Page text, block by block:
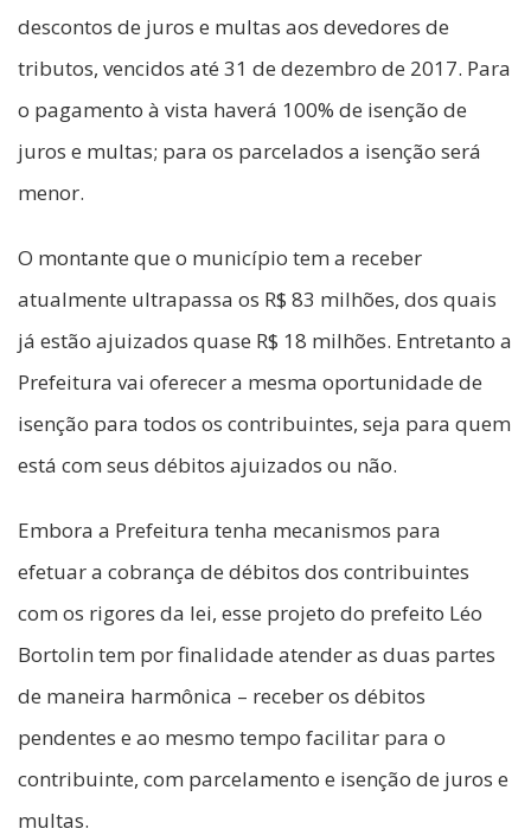
descontos de juros e multas aos devedores de
tributos, vencidos até 31 de dezembro de 2017. Para
o pagamento à vista haverá 100% de isenção de
juros e multas; para os parcelados a isenção será
menor.
O montante que o município tem a receber
atualmente ultrapassa os R$ 83 milhões, dos quais
já estão ajuizados quase R$ 18 milhões. Entretanto a
Prefeitura vai oferecer a mesma oportunidade de
isenção para todos os contribuintes, seja para quem
está com seus débitos ajuizados ou não.
Embora a Prefeitura tenha mecanismos para
efetuar a cobrança de débitos dos contribuintes
com os rigores da lei, esse projeto do prefeito Léo
Bortolin tem por finalidade atender as duas partes
de maneira harmônica – receber os débitos
pendentes e ao mesmo tempo facilitar para o
contribuinte, com parcelamento e isenção de juros e
multas.